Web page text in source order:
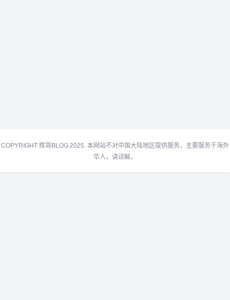
COPYRIGHT 辉哥BLOG 2025. 本网站不对中国大陆地区提供服务，主要服务于海外
华人，请谅解。